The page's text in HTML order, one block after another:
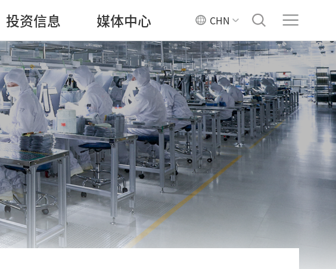
投资信息 媒体中心 CHN